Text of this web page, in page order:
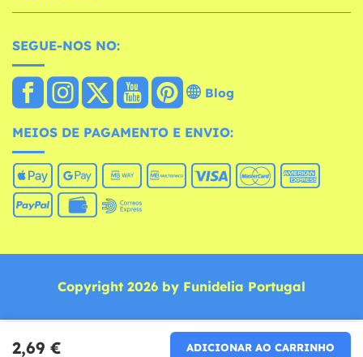
2,69 € ADICIONAR AO CARRINHO
SEGUE-NOS NO:
Blog
MEIOS DE PAGAMENTO E ENVIO:
Copyright 2026 by Funidelia Portugal